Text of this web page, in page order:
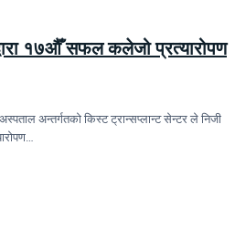
१७औँ सफल कलेजो प्रत्यारोपण
अन्तर्गतको किस्ट ट्रान्सप्लान्ट सेन्टर ले निजी